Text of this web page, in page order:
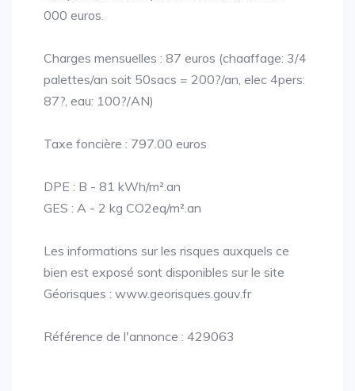
000 euros.
Charges mensuelles : 87 euros (chaaffage: 3/4
palettes/an soit 50sacs = 200?/an, elec 4pers:
87?, eau: 100?/AN)
Taxe foncière : 797.00 euros
DPE : B - 81 kWh/m².an
GES : A - 2 kg CO2eq/m².an
Les informations sur les risques auxquels ce
bien est exposé sont disponibles sur le site
Géorisques : www.georisques.gouv.fr
Référence de l'annonce : 429063